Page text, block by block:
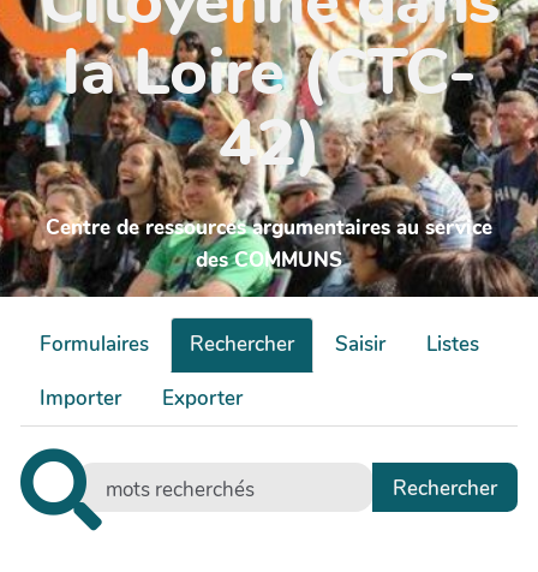
la Loire (CTC-
42)
Centre de ressources argumentaires au service
des COMMUNS
Formulaires Rechercher Saisir
Listes
Importer
Exporter